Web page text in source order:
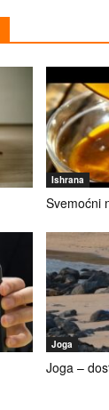
Ishrana
Svemoćni
Joga
Joga –